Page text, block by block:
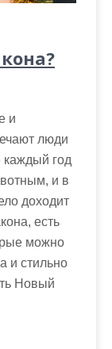
и
люди
каждый год
и в
доходит
есть
можно
и стильно
Новый